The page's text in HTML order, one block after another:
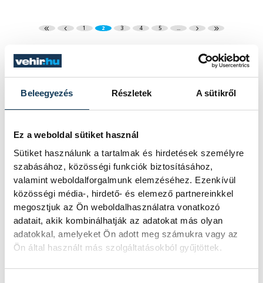
Beleegyezés Részletek A sütikről
Ez a weboldal sütiket használ
Sütiket használunk a tartalmak és hirdetések személyre
szabásához, közösségi funkciók biztosításához,
valamint weboldalforgalmunk elemzéséhez. Ezenkívül
közösségi média-, hirdető- és elemező partnereinkkel
megosztjuk az Ön weboldalhasználatra vonatkozó
adatait, akik kombinálhatják az adatokat más olyan
adatokkal, amelyeket Ön adott meg számukra vagy az
Ön által használt más szolgáltatásokból gyűjtöttek.
1 2 3 4 5 ...
Egy furcsa halkonzerv
lett az Év Strandétele -
mutatjuk!
A Balatoni Kör idén tizenkettedik
alkalommal hirdette meg az év
strandétele versenyt, amelyre minden
eddiginél több, 22 vendéglátóhely 44
étellel indult. Egy fonyódi hely nyert...